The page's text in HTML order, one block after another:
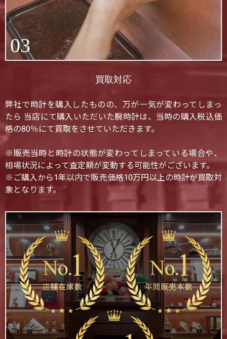
03
買取対応
弊社で時計を購入したものの、万が一気が変わってしまっ
たら 当店にて購入いただいた腕時計は、当時の購入税込価
格の80％にて買取をさせていただきます。
※販売当時と時計の状態が変わってしまっている場合や、
相場状況によって査定額が変動する可能性がございます。
※ご購入から1年以内で販売価格10万円以上の時計が買取対
象となります。